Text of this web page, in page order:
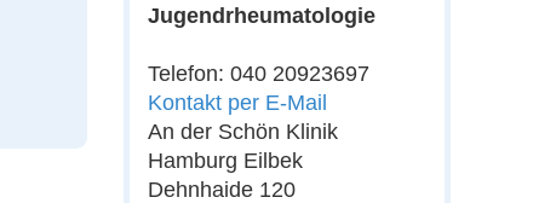
Jugendrheumatologie
Telefon: 040 20923697
Kontakt per E-Mail
An der Schön Klinik
Hamburg Eilbek
Dehnhaide 120